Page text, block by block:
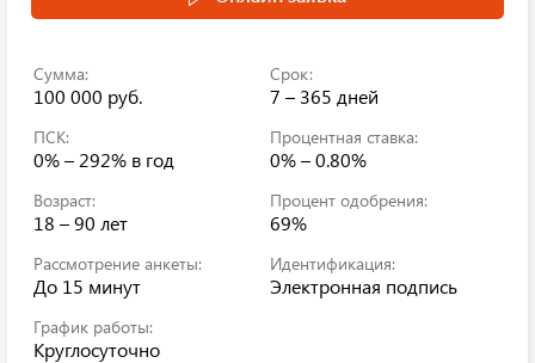
Сумма:
100 000 руб.
Срок:
7 – 365 дней
ПСК:
0% – 292% в год
Процентная ставка:
0% – 0.80%
Возраст:
18 – 90 лет
Процент одобрения:
69%
Рассмотрение анкеты:
До 15 минут
Идентификация:
Электронная подпись
График работы:
Круглосуточно